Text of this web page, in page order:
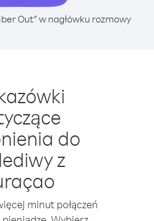
Out” w nagłówku rozmowy
do
z
minut połączeń